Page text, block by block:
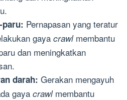
paru: Pernapasan yang teratur
gaya crawlmembantu
dan meningkatkan
darah: Gerakan mengayuh
gaya crawlmembantu